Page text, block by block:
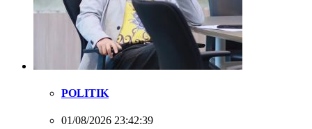
POLITIK
01/08/2026 23:42:39